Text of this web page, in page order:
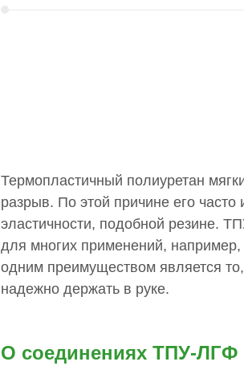
Термопластичный полиуретан
разрыв. По этой причине его
эластичности, подобной резине.
для многих применений,
одним преимуществом является
надежно держать в руке.
О соединениях ТПУ-ЛГФ